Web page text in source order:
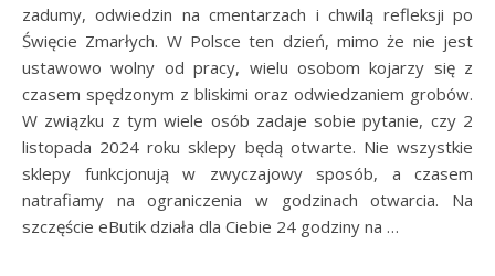
zadumy, odwiedzin na cmentarzach i chwilą refleksji po
Święcie Zmarłych. W Polsce ten dzień, mimo że nie jest
ustawowo wolny od pracy, wielu osobom kojarzy się z
czasem spędzonym z bliskimi oraz odwiedzaniem grobów.
W związku z tym wiele osób zadaje sobie pytanie, czy 2
listopada 2024 roku sklepy będą otwarte. Nie wszystkie
sklepy funkcjonują w zwyczajowy sposób, a czasem
natrafiamy na ograniczenia w godzinach otwarcia. Na
szczęście eButik działa dla Ciebie 24 godziny na …